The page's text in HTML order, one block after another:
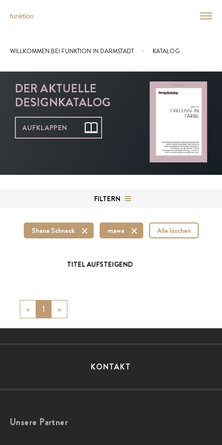
Sie sind hier:
WILLKOMMEN BEI FUNKTION IN DARMSTADT KATALOG
DER AKTUELLE
DESIGNKATALOG
AUFKLAPPEN
FILTERN
Shane Schneck mawa Alle löschen
TITEL AUFSTEIGEND
« Previous
1 »
KONTAKT
Unsere Partner